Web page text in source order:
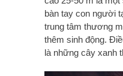
bàn tay con người
trung tâm thương
thêm sinh động.
là những cây xanh